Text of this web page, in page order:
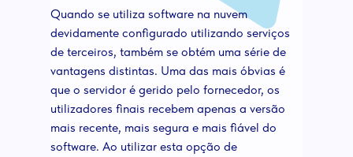
Quando se utiliza software na nuvem
devidamente configurado utilizando serviços
de terceiros, também se obtém uma série de
vantagens distintas. Uma das mais óbvias é
que o servidor é gerido pelo fornecedor, os
utilizadores finais recebem apenas a versão
mais recente, mais segura e mais fiável do
software. Ao utilizar esta opção de